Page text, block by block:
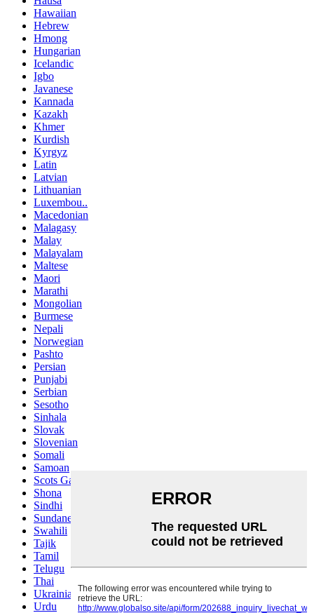
Hawaiian
Hebrew
Hmong
Hungarian
Icelandic
Igbo
Javanese
Kannada
Kazakh
Khmer
Kurdish
Kyrgyz
Latin
Latvian
Lithuanian
Luxembou..
Macedonian
Malagasy
Malay
Malayalam
Maltese
Maori
Marathi
Mongolian
Burmese
Nepali
Norwegian
Pashto
Persian
Punjabi
Serbian
Sesotho
Sinhala
Slovak
Slovenian
Somali
Samoan
Scots Gaelic
Shona
Sindhi
Sundanese
Swahili
Tajik
Tamil
Telugu
Thai
Ukrainian
Urdu